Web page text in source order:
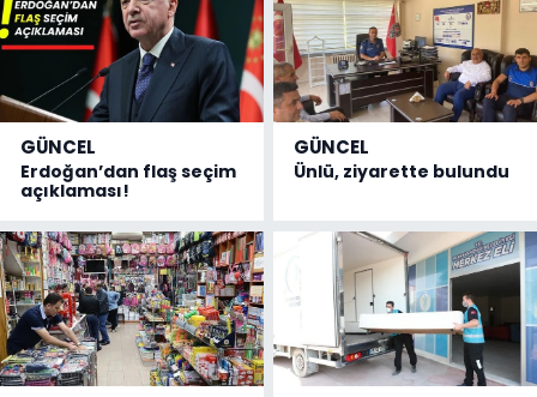
GÜNCEL
Erdoğan’dan flaş seçim
açıklaması!
GÜNCEL
Ünlü, ziyarette bulundu